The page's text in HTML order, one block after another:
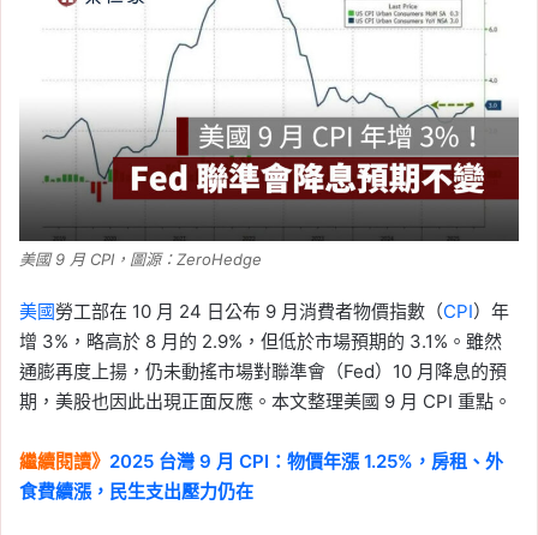
美國 9 月 CPI，圖源：ZeroHedge
美國勞工部在 10 月 24 日公布 9 月消費者物價指數（CPI）年
增 3%，略高於 8 月的 2.9%，但低於市場預期的 3.1%。雖然
通膨再度上揚，仍未動搖市場對聯準會（Fed）10 月降息的預
期，美股也因此出現正面反應。本文整理美國 9 月 CPI 重點。
繼續閱讀》 2025 台灣 9 月 CPI：物價年漲 1.25%，房租、外
食費續漲，民生支出壓力仍在